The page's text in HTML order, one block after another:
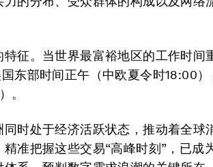
征。当世界最富裕地区的工作时间
东部时间正午（中欧夏令时18:00）
。
时处于经济活跃状态，推动着全球
准把握这些交易“高峰时刻”，已成